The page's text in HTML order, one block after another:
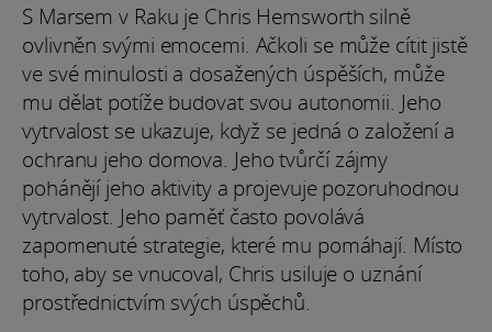
S Marsem v Raku je Chris Hemsworth silně
ovlivněn svými emocemi. Ačkoli se může cítit jistě
ve své minulosti a dosažených úspěších, může
mu dělat potíže budovat svou autonomii. Jeho
vytrvalost se ukazuje, když se jedná o založení a
ochranu jeho domova. Jeho tvůrčí zájmy
pohánějí jeho aktivity a projevuje pozoruhodnou
vytrvalost. Jeho paměť často povolává
zapomenuté strategie, které mu pomáhají. Místo
toho, aby se vnucoval, Chris usiluje o uznání
prostřednictvím svých úspěchů.